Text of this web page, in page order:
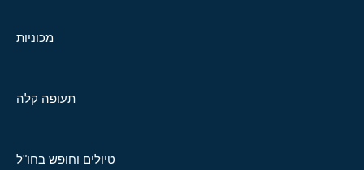
מכוניות
תעופה קלה
טיולים וחופש בחו"ל